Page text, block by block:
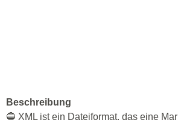
Beschreibung
🔵 XML ist ein Dateiformat, das eine